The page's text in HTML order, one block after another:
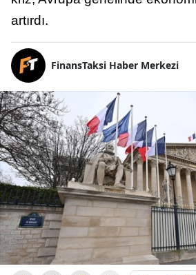
artırdı.
FinansTaksi Haber Merkezi